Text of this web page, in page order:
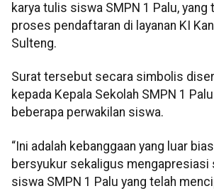
karya tulis siswa SMPN 1 Palu, yang
proses pendaftaran di layanan KI
Sulteng.
Surat tersebut secara simbolis
kepada Kepala Sekolah SMPN 1
beberapa perwakilan siswa.
“Ini adalah kebanggaan yang luar
bersyukur sekaligus mengapresiasi
siswa SMPN 1 Palu yang telah